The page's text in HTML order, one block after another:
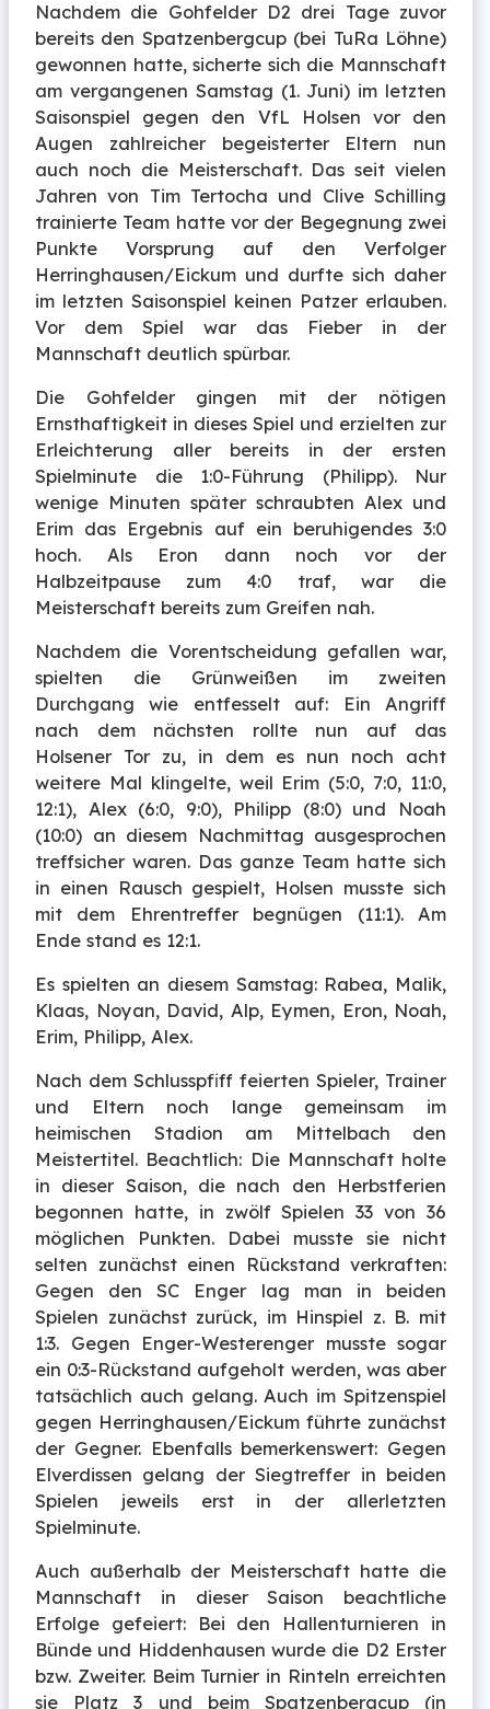
Nachdem die Gohfelder D2 drei Tage zuvor
bereits den Spatzenbergcup (bei TuRa Löhne)
gewonnen hatte, sicherte sich die Mannschaft
am vergangenen Samstag (1. Juni) im letzten
Saisonspiel gegen den VfL Holsen vor den
Augen zahlreicher begeisterter Eltern nun
auch noch die Meisterschaft. Das seit vielen
Jahren von Tim Tertocha und Clive Schilling
trainierte Team hatte vor der Begegnung zwei
Punkte Vorsprung auf den Verfolger
Herringhausen/Eickum und durfte sich daher
im letzten Saisonspiel keinen Patzer erlauben.
Vor dem Spiel war das Fieber in der
Mannschaft deutlich spürbar.
Die Gohfelder gingen mit der nötigen
Ernsthaftigkeit in dieses Spiel und erzielten zur
Erleichterung aller bereits in der ersten
Spielminute die 1:0-Führung (Philipp). Nur
wenige Minuten später schraubten Alex und
Erim das Ergebnis auf ein beruhigendes 3:0
hoch. Als Eron dann noch vor der
Halbzeitpause zum 4:0 traf, war die
Meisterschaft bereits zum Greifen nah.
Nachdem die Vorentscheidung gefallen war,
spielten die Grünweißen im zweiten
Durchgang wie entfesselt auf: Ein Angriff
nach dem nächsten rollte nun auf das
Holsener Tor zu, in dem es nun noch acht
weitere Mal klingelte, weil Erim (5:0, 7:0, 11:0,
12:1), Alex (6:0, 9:0), Philipp (8:0) und Noah
(10:0) an diesem Nachmittag ausgesprochen
treffsicher waren. Das ganze Team hatte sich
in einen Rausch gespielt, Holsen musste sich
mit dem Ehrentreffer begnügen (11:1). Am
Ende stand es 12:1.
Es spielten an diesem Samstag: Rabea, Malik,
Klaas, Noyan, David, Alp, Eymen, Eron, Noah,
Erim, Philipp, Alex.
Nach dem Schlusspfiff feierten Spieler, Trainer
und Eltern noch lange gemeinsam im
heimischen Stadion am Mittelbach den
Meistertitel. Beachtlich: Die Mannschaft holte
in dieser Saison, die nach den Herbstferien
begonnen hatte, in zwölf Spielen 33 von 36
möglichen Punkten. Dabei musste sie nicht
selten zunächst einen Rückstand verkraften:
Gegen den SC Enger lag man in beiden
Spielen zunächst zurück, im Hinspiel z. B. mit
1:3. Gegen Enger-Westerenger musste sogar
ein 0:3-Rückstand aufgeholt werden, was aber
tatsächlich auch gelang. Auch im Spitzenspiel
gegen Herringhausen/Eickum führte zunächst
der Gegner. Ebenfalls bemerkenswert: Gegen
Elverdissen gelang der Siegtreffer in beiden
Spielen jeweils erst in der allerletzten
Spielminute.
Auch außerhalb der Meisterschaft hatte die
Mannschaft in dieser Saison beachtliche
Erfolge gefeiert: Bei den Hallenturnieren in
Bünde und Hiddenhausen wurde die D2 Erster
bzw. Zweiter. Beim Turnier in Rinteln erreichten
sie Platz 3 und beim Spatzenbergcup (in